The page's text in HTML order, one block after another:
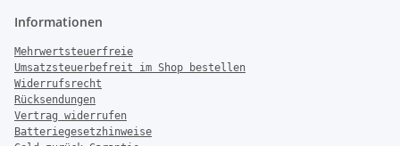
Informationen
Mehrwertsteuerfreie
Umsatzsteuerbefreit im Shop bestellen
Widerrufsrecht
Rücksendungen
Vertrag widerrufen
Batteriegesetzhinweise